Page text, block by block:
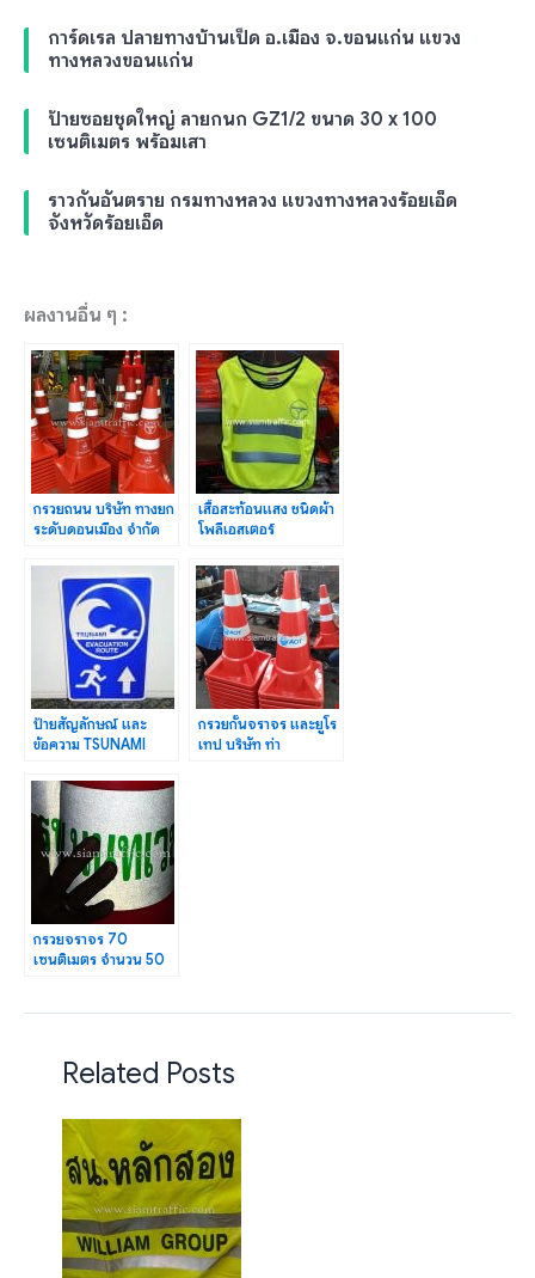
การ์ดเรล ปลายทางบ้านเป็ด อ.เมือง จ.ขอนแก่น แขวง
ทางหลวงขอนแก่น
ป้ายซอยชุดใหญ่ ลายกนก GZ1/2 ขนาด 30 x 100
เซนติเมตร พร้อมเสา
ราวกันอันตราย กรมทางหลวง แขวงทางหลวงร้อยเอ็ด
จังหวัดร้อยเอ็ด
ผลงานอื่น ๆ :
กรวยถนน บริษัท ทางยก
ระดับดอนเมือง จำกัด
ใบ
เสื้อสะท้อนแสง ชนิดผ้า
โพลีเอสเตอร์
ดอนเมือง
ป้ายสัญลักษณ์ และ
ข้อความ TSUNAMI
จำนวน 2 แผ่น
กรวยกั้นจราจร และยูโร
เทป บริษัท ท่า
กรวยจราจร 70
เซนติเมตร จำนวน 50
Related Posts